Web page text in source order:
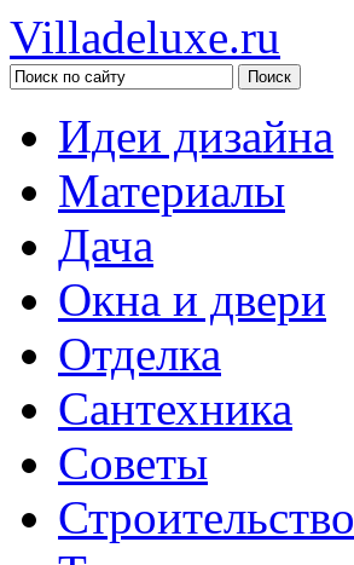
Villadeluxe.ru
Идеи дизайна
Материалы
Дача
Окна и двери
Отделка
Сантехника
Советы
Строительство